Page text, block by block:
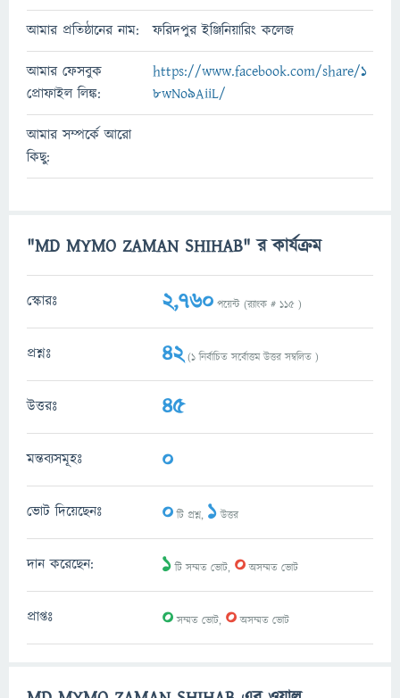
আমার প্রতিষ্ঠানের নাম: ফরিদপুর ইঞ্জিনিয়ারিং কলেজ
আমার ফেসবুক
প্রোফাইল লিঙ্ক:
https://www.facebook.com/share/1
8wNo9AiiL/
আমার সম্পর্কে আরো
কিছু:
"MD MYMO ZAMAN SHIHAB" র কার্যক্রম
স্কোরঃ 2,760 পয়েন্ট (র‌্যাংক # 115 )
প্রশ্নঃ 42(1নির্বাচিত সর্বোত্তম উত্তর সম্বলিত )
উত্তরঃ 45
মন্তব্যসমূহঃ 0
ভোট দিয়েছেনঃ 0টি প্রশ্ন, 1উত্তর
দান করেছেন: 1টি সম্মত ভোট, 0অসম্মত ভোট
প্রাপ্তঃ 0সম্মত ভোট, 0অসম্মত ভোট